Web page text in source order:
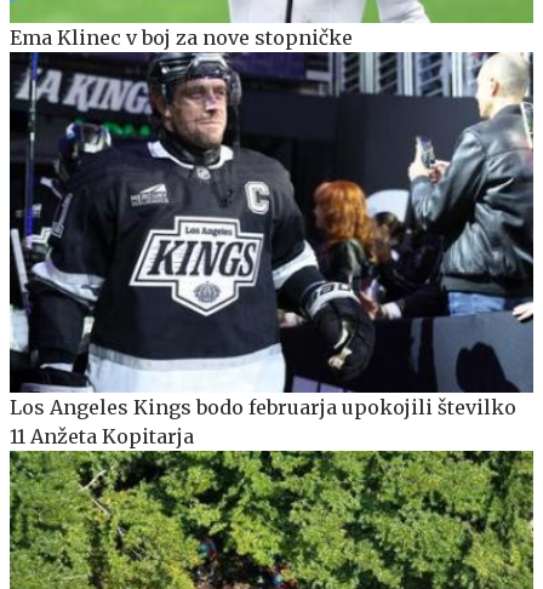
Ema Klinec v boj za nove stopničke
Los Angeles Kings bodo februarja upokojili številko
11 Anžeta Kopitarja